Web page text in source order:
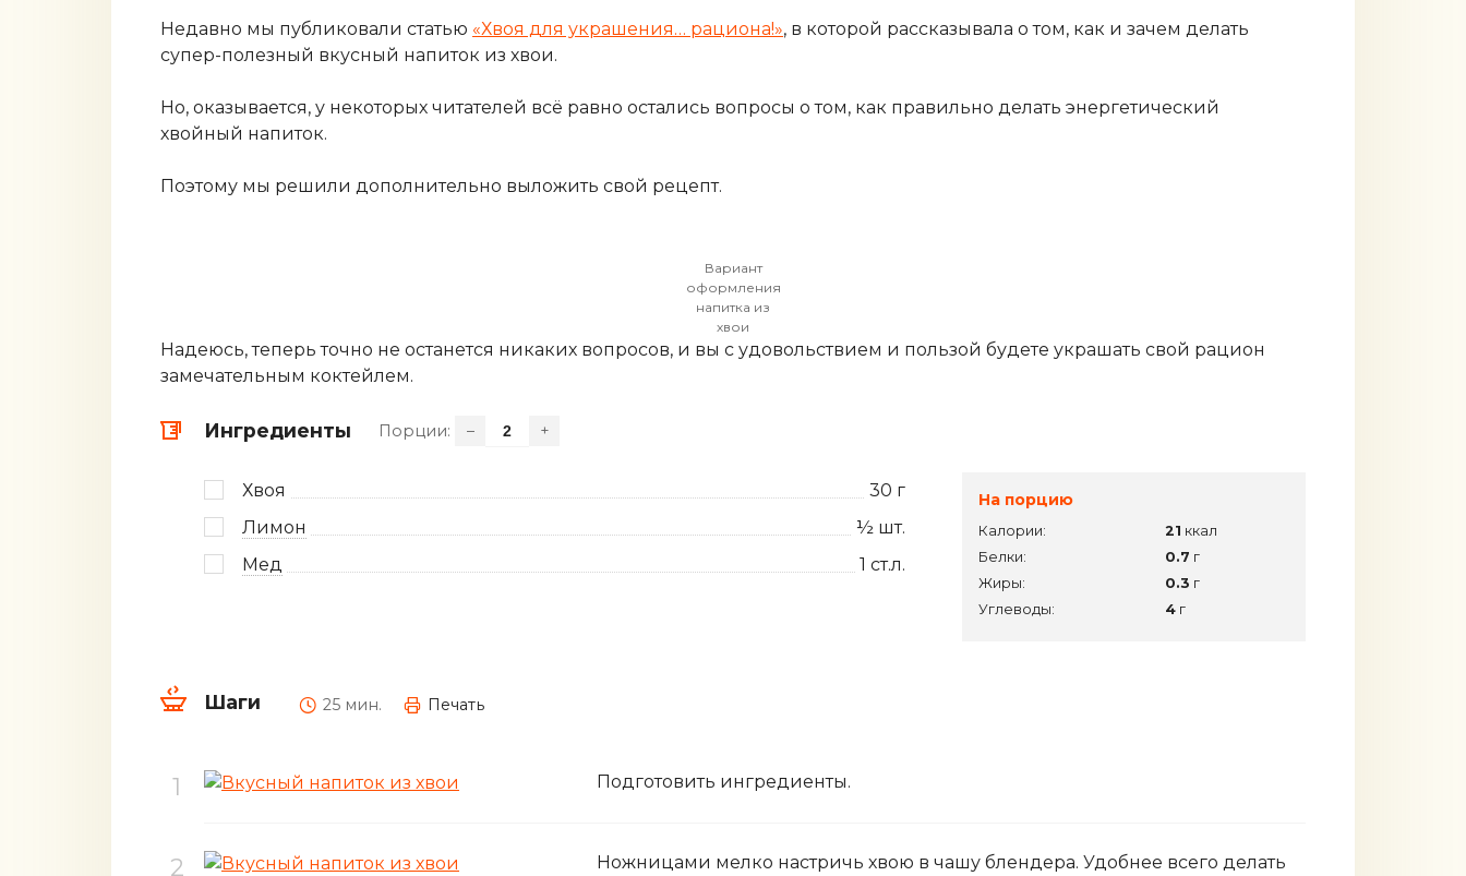
Недавно мы публиковали статью «Хвоя для украшения… рациона!», в которой рассказывала о том, как и зачем делать
супер-полезный вкусный напиток из хвои.
Но, оказывается, у некоторых читателей всё равно остались вопросы о том, как правильно делать энергетический
хвойный напиток.
Поэтому мы решили дополнительно выложить свой рецепт.
Вариант
оформления
напитка из
хвои
Надеюсь, теперь точно не останется никаких вопросов, и вы с удовольствием и пользой будете украшать свой рацион
замечательным коктейлем.
Ингредиенты Порции: – +
Хвоя 30 г
Лимон
½шт.
Мед
1 ст.л.
На порцию
Калории: 21 ккал
Белки:
0.7 г
Жиры:
0.3 г
Углеводы:
4 г
Шаги 25 мин. Печать
Подготовить ингредиенты.
Ножницами мелко настричь хвою в чашу блендера. Удобнее всего делать